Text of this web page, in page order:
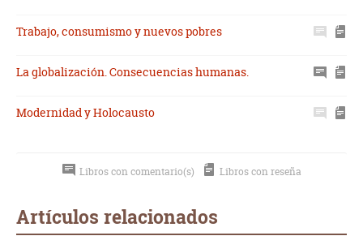
Trabajo, consumismo y nuevos pobres
La globalización. Consecuencias humanas.
Modernidad y Holocausto
Libros con comentario(s) Libros con reseña
Artículos relacionados